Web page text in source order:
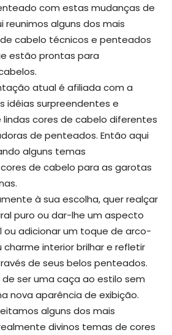
com estas mudanças de
alguns dos mais
cabelo técnicos e penteados
estão prontas para
atual é afiliada com a
idéias surpreendentes e
cores de cabelo diferentes
de penteados. Então aqui
alguns temas
de cabelo para as garotas
à sua escolha, quer realçar
puro ou dar-lhe um aspecto
ou adicionar um toque de arco-
charme interior brilhar e refletir
de seus belos penteados.
ser uma caça ao estilo sem
nova aparência de exibição.
alguns dos mais
divinos temas de cores